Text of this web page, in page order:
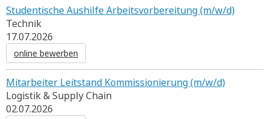
Studentische Aushilfe Arbeitsvorbereitung (m/w/d)
Technik
17.07.2026
online bewerben
Mitarbeiter Leitstand Kommissionierung (m/w/d)
Logistik & Supply Chain
02.07.2026